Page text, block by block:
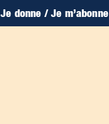
Je donne / Je m’abonne